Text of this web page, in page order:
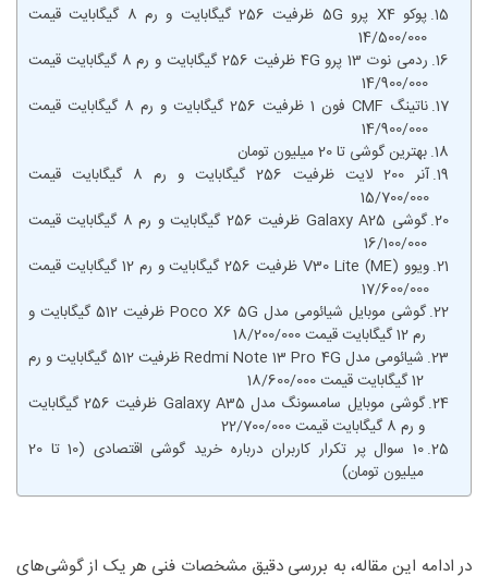
پوکو X4 پرو 5G ظرفیت 256 گیگابایت و رم 8 گیگابایت قیمت
14/500/000
ردمی نوت 13 پرو 4G ظرفیت 256 گیگابایت و رم 8 گیگابایت قیمت
14/900/000
ناتینگ CMF فون 1 ظرفیت 256 گیگابایت و رم 8 گیگابایت قیمت
14/900/000
بهترین گوشی تا 20 میلیون تومان
آنر 200 لایت ظرفیت 256 گیگابایت و رم 8 گیگابایت قیمت
15/700/000
گوشی Galaxy A25 ظرفیت 256 گیگابایت و رم 8 گیگابایت قیمت
16/100/000
ویوو V30 Lite (ME) ظرفیت 256 گیگابایت و رم 12 گیگابایت قیمت
17/600/000
گوشی موبایل شیائومی مدل Poco X6 5G ظرفیت 512 گیگابایت و
رم 12 گیگابایت قیمت 18/200/000
شیائومی مدل Redmi Note 13 Pro 4G ظرفیت 512 گیگابایت و رم
12 گیگابایت قیمت 18/600/000
گوشی موبایل سامسونگ مدل Galaxy A35 ظرفیت 256 گیگابایت
و رم 8 گیگابایت قیمت 22/700/000
10 سوال پر تکرار کاربران درباره خرید گوشی اقتصادی (10 تا 20
میلیون تومان)
در ادامه این مقاله، به بررسی دقیق مشخصات فنی هر یک از گوشی‌های